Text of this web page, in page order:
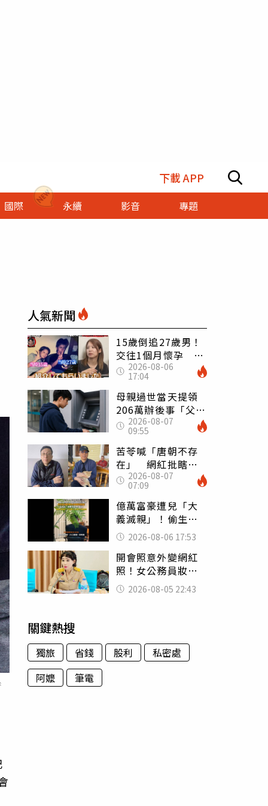
下載 APP
國際 永續 影音 專題
人氣新聞
15歲倒追27歲男！
交往1個月懷孕 36
歲當阿嬤故事曝光
2026-08-06
17:04
母親過世當天提領
206萬辦後事「父子
遭判刑」 律師：
搶錢先下手是罪
2026-08-07
09:55
苦苓喊「唐朝不存
在」 網紅批瞎編
歷史：李白、杜甫
用鮮卑文寫詩？
2026-08-07
07:09
億萬富豪遭兒「大
義滅親」！偷生子
怕曝光 竟盜鄰居
身份辦假證落戶
2026-08-06 17:53
開會照意外變網紅
照！女公務員妝容
掀2千則留言 本人
怒嗆：化妝有錯嗎
2026-08-05 22:43
關鍵熱搜
獨旅 省錢 股利
私密處
阿嬤
筆電